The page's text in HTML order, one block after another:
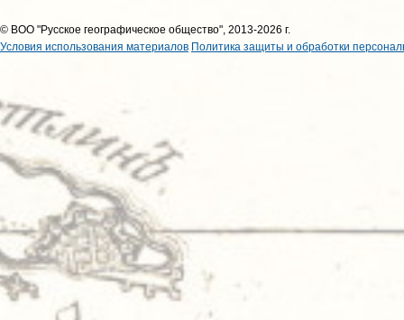
© ВОО "Русское географическое общество", 2013-2026 г.
Условия использования материалов Политика защиты и обработки